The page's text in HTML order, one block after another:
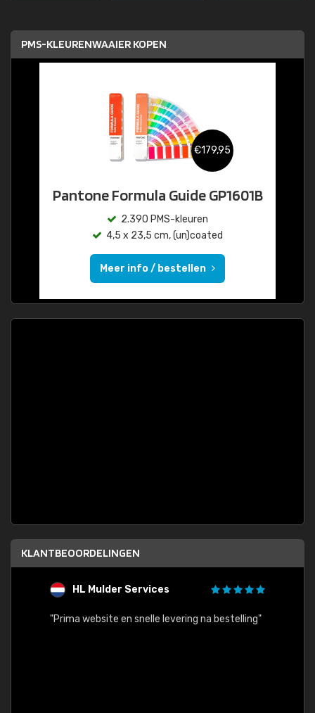
PMS-KLEURENWAAIER KOPEN
€179,95
Pantone Formula Guide GP1601B
2.390 PMS-kleuren
4,5 x 23,5 cm, (un)coated
Meer info / bestellen
KLANTBEOORDELINGEN
HL Mulder Services
"Prima website en snelle levering na bestelling"